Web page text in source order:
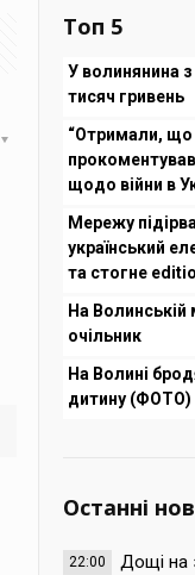
Топ 5
У волинянина
тисяч гривень
“Отримали, що
прокоментував
щодо війни в
Мережу
український
та стогне
На Волинській
очільник
На Волині
дитину (ФОТО)
Останні
22:00
Дощі на